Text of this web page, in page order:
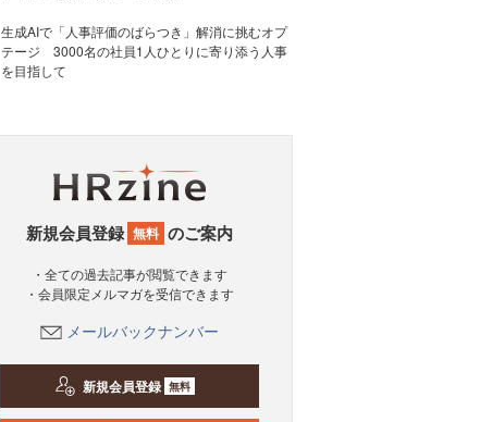
生成AIで「人事評価のばらつき」解消に挑むオプ
テージ 3000名の社員1人ひとりに寄り添う人事
を目指して
新規会員登録 無料 のご案内
・全ての過去記事が閲覧できます
・会員限定メルマガを受信できます
メールバックナンバー
新規会員登録 無料